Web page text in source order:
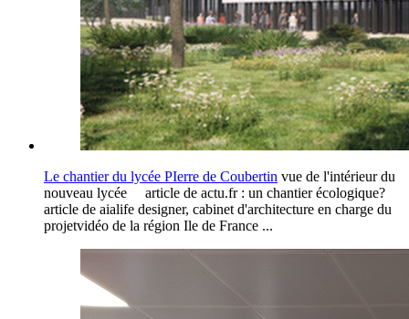
Le chantier du lycée PIerre de Coubertin vue de l'intérieur du
nouveau lycée article de actu.fr : un chantier écologique?
article de aialife designer, cabinet d'architecture en charge du
projetvidéo de la région Ile de France ...